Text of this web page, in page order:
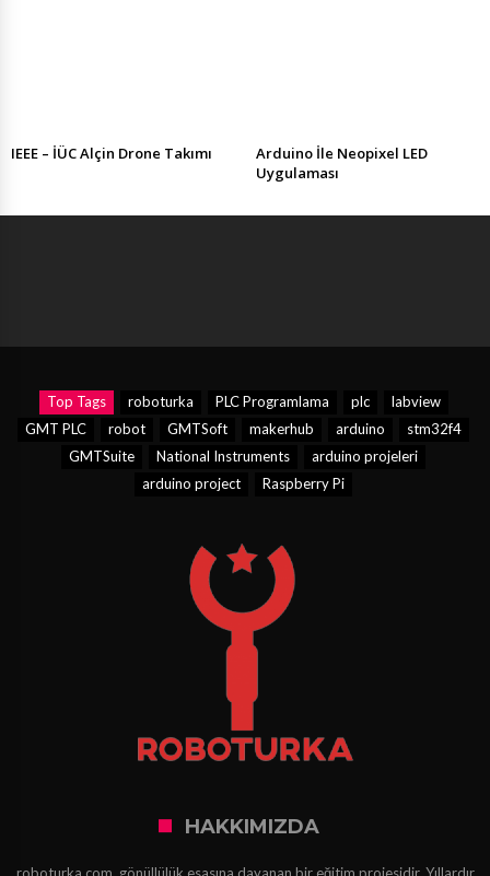
IEEE – İÜC Alçin Drone Takımı
Arduino İle Neopixel LED
Uygulaması
Top Tags roboturka PLC Programlama plc
labview
GMT PLC
robot GMTSoft makerhub arduino
stm32f4
GMTSuite
National Instruments
arduino projeleri
arduino project
Raspberry Pi
HAKKIMIZDA
roboturka.com, gönüllülük esasına dayanan bir eğitim projesidir. Yıllardır